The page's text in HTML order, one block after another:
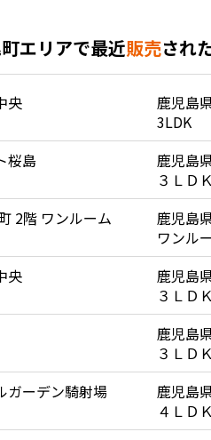
エリアで最近販売され
央
鹿児島
3LDK
桜島
鹿児島
３ＬＤＫ
2階 ワンルーム
鹿児島
ワンル
央
鹿児島
３ＬＤＫ
鹿児島
３ＬＤＫ
ガーデン騎射場
鹿児島
４ＬＤＫ